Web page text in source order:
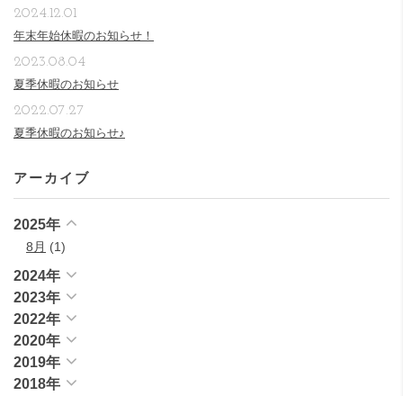
年末年始休暇のお知らせ！
2024.12.01
夏季休暇のお知らせ
2023.08.04
夏季休暇のお知らせ♪
2022.07.27
アーカイブ
2025年
8月 (1)
2024年
2023年
2022年
2020年
2019年
2018年